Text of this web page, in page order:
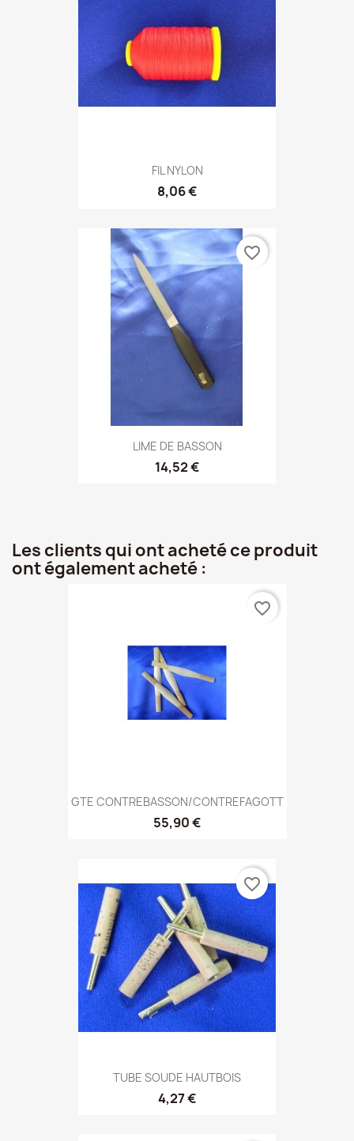
FIL NYLON
8,06 €
LIME DE BASSON
14,52 €
favorite_border
Les clients qui ont acheté ce produit
ont également acheté :
GTE CONTREBASSON/CONTREFAGOTT
55,90 €
favorite_border
TUBE SOUDE HAUTBOIS
4,27 €
favorite_border